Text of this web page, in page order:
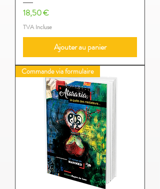
Prix
18,50 €
TVA Incluse
Ajouter au panier
Commande via formulaire